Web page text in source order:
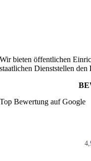
Wir bieten öffentlichen
staatlichen Dienststellen den
Top Bewertung auf Google